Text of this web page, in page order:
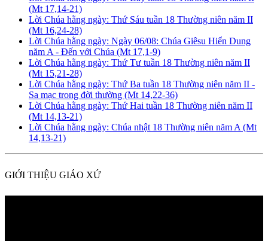
(Mt 17,14-21)
Lời Chúa hằng ngày: Thứ Sáu tuần 18 Thường niên năm II
(Mt 16,24-28)
Lời Chúa hằng ngày: Ngày 06/08: Chúa Giêsu Hiển Dung
năm A - Đến với Chúa (Mt 17,1-9)
Lời Chúa hằng ngày: Thứ Tư tuần 18 Thường niên năm II
(Mt 15,21-28)
Lời Chúa hằng ngày: Thứ Ba tuần 18 Thường niên năm II -
Sa mạc trong đời thường (Mt 14,22-36)
Lời Chúa hằng ngày: Thứ Hai tuần 18 Thường niên năm II
(Mt 14,13-21)
Lời Chúa hằng ngày: Chúa nhật 18 Thường niên năm A (Mt
14,13-21)
GIỚI THIỆU GIÁO XỨ